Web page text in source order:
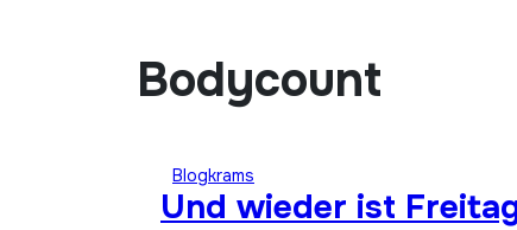
Bodycount
Blogkrams
Und wieder ist